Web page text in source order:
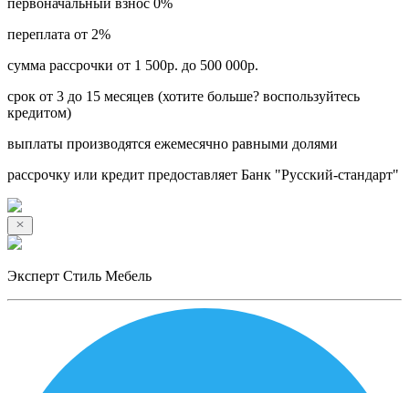
переплата от 2%
сумма рассрочки от 1 500р. до 500 000р.
срок от 3 до 15 месяцев (хотите больше? воспользуйтесь
кредитом)
выплаты производятся ежемесячно равными долями
рассрочку или кредит предоставляет Банк "Русский-стандарт"
Эксперт Стиль Мебель